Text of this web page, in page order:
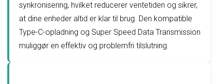
synkronisering, hvilket reducerer ventetiden og sikrer,
at dine enheder altid er klar til brug. Den kompatible
Type-C-opladning og Super Speed Data Transmission
muliggør en effektiv og problemfri tilslutning.